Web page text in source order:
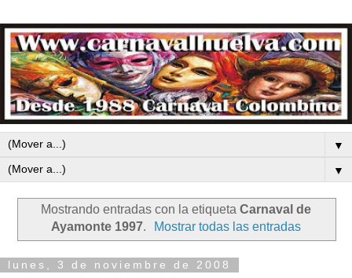
▼
▼
Mostrando entradas con la etiqueta Carnaval de
Ayamonte 1997. Mostrar todas las entradas
lunes, 3 de noviembre de 2008